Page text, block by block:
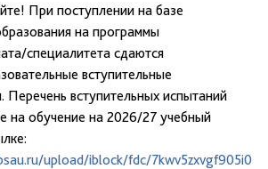
При поступлении на базе
на программы
специалитета сдаются
вступительные
Перечень вступительных испытаний
на обучение на 2026/27 учебный
upload/iblock/fdc/